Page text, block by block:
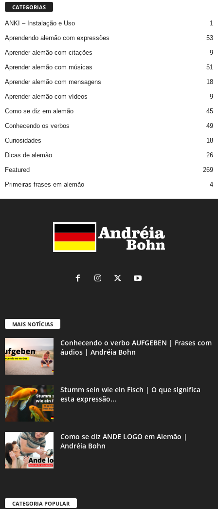
CATEGORIAS
ANKI – Instalação e Uso
1
Aprendendo alemão com expressões
53
Aprender alemão com citações
9
Aprender alemão com músicas
51
Aprender alemão com mensagens
18
Aprender alemão com vídeos
9
Como se diz em alemão
45
Conhecendo os verbos
49
Curiosidades
18
Dicas de alemão
26
Featured
269
Primeiras frases em alemão
4
MAIS NOTÍCIAS
Conhecendo o verbo AUFGEBEN | Frases com
áudios | Andréia Bohn
Stumm sein wie ein Fisch | O que significa
esta expressão...
Como se diz ANDE LOGO em Alemão |
Andréia Bohn
CATEGORIA POPULAR